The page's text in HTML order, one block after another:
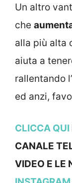
Un altro
che
alla più alta
aiuta a
rallentando
ed anzi,
CLICCA QUI
CANALE
VIDEO E LE